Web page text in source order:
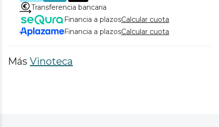
Transferencia bancaria
Financia a plazosCalcular cuota
Financia a plazosCalcular cuota
Más Vinoteca